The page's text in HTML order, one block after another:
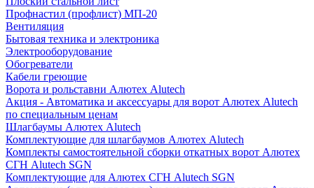
Профнастил (профлист) МП-20
Вентиляция
Бытовая техника и электроника
Электрооборудование
Обогреватели
Кабели греющие
Ворота и рольставни Алютех Alutech
Акция - Автоматика и аксессуары для ворот Алютех Alutech
по специальным ценам
Шлагбаумы Алютех Alutech
Комплектующие для шлагбаумов Алютех Alutech
Комплекты самостоятельной сборки откатных ворот Алютех
СГН Alutech SGN
Комплектующие для Алютех СГН Alutech SGN